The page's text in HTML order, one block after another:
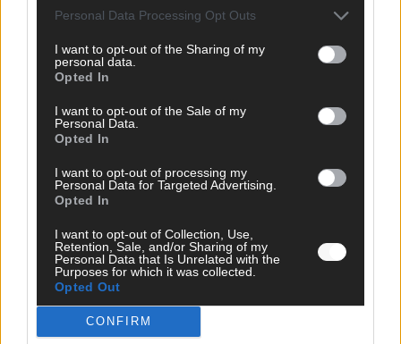
Personal Data Processing Opt Outs
I want to opt-out of the Sharing of my
personal data.
Opted In
I want to opt-out of the Sale of my
Personal Data.
Opted In
I want to opt-out of processing my
Personal Data for Targeted Advertising.
Opted In
I want to opt-out of Collection, Use,
Retention, Sale, and/or Sharing of my
Personal Data that Is Unrelated with the
Purposes for which it was collected.
Opted Out
CONFIRM
Nachrichten
Wissen